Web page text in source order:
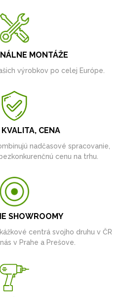
MONTÁŽE
výrobkov po celej Európe.
CENA
nadčasové spracovanie,
cenu na trhu.
SHOWROOMY
centrá svojho druhu v ČR
v Prahe a Prešove.